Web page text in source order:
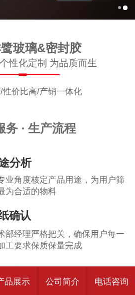
玻璃&密封胶
性化定制 为品质而生
性价比高/产销一体化
务 · 生产流程
分析
业角度核定产品用途，为用户筛
为合适的物料
部经理严格把关，确保用户每一
工要求保质保量完成
确认
品展示 公司简介 电话咨询